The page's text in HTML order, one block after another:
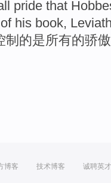
pride that
of his book,
制 的是所有的骄傲
博客 技术博客 诚聘英才